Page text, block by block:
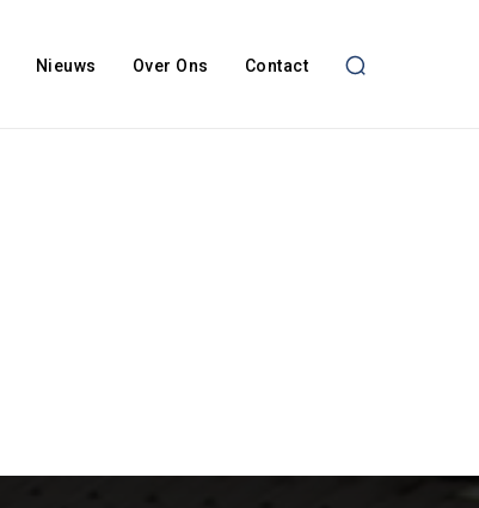
Nieuws Over Ons Contact